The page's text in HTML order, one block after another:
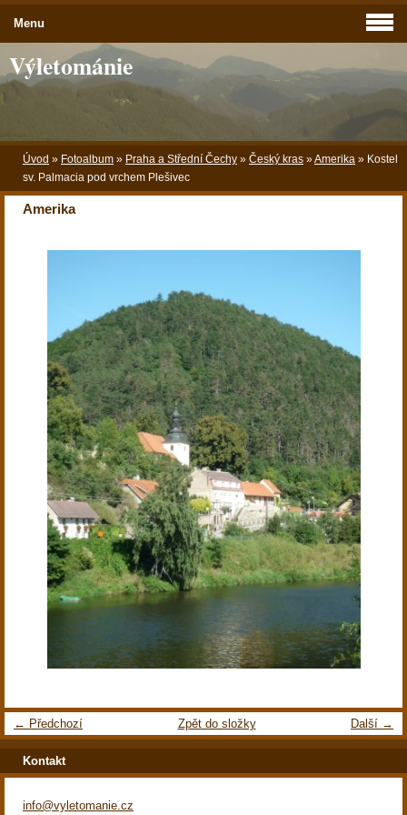
Výletománie
Úvod » Fotoalbum » Praha a Střední Čechy » Český kras »Amerika » Kostel
sv. Palmacia pod vrchem Plešivec
Amerika
← Předchozí Další →
Zpět do složky
Menu
Kontakt
info@vyletomanie.cz